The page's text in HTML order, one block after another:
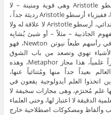
فلسفة أرسطو Aristotle وحكمة أرسطو Aristotle وهى قوية ومتينة – لا
يُضاهيها ولا يُعادِلها إلا فيزياؤه في رداءتها، ففيزياء أرسطو Aristotle رديئة جداً ،
يضحك منها طالب الآن في الخامس الابتدائي، أرسطو Aristotle لا علاقة له ولا
الجاذبية – مثلاً – أو شيئ يُشابِه
الجاذبية على ما عرضها كبار العلماء وفي رأسهم طبعاً نيوتن Newton، فهو
تهوي وتصعد من باب الشوق
والعشق، عشق ماذا؟ هذا ليس تفسيراً علمياً، هذا مجاز Metaphor، وهذه
بعيداً جداً منها ومُتنائياً عنها،
اتخذوا العلم أيدولوجية يقعون في
علم مُحترَم، وهى مجازات سخيفة لا
الدقيقة لا اعتبار لها، وحتى العلماء
وألفاظ ومصكوكات اصطلاحية خارج